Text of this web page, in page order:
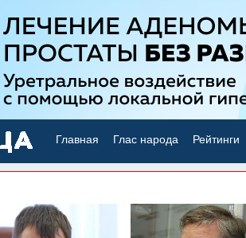
Главная Глас народа Рейтинги